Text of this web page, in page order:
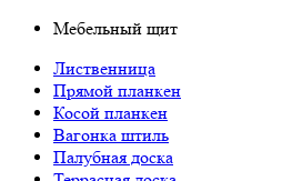
Мебельный щит
Лиственница
Прямой планкен
Косой планкен
Вагонка штиль
Палубная доска